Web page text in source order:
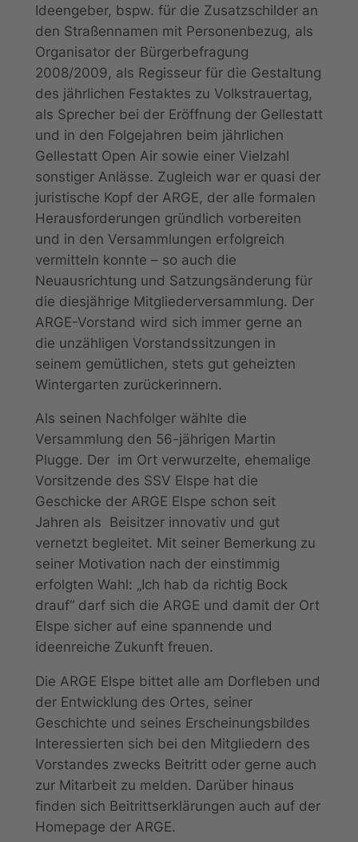
Ideengeber, bspw. für die Zusatzschilder an
den Straßennamen mit Personenbezug, als
Organisator der Bürgerbefragung
2008/2009, als Regisseur für die Gestaltung
des jährlichen Festaktes zu Volkstrauertag,
als Sprecher bei der Eröffnung der Gellestatt
und in den Folgejahren beim jährlichen
Gellestatt Open Air sowie einer Vielzahl
sonstiger Anlässe. Zugleich war er quasi der
juristische Kopf der ARGE, der alle formalen
Herausforderungen gründlich vorbereiten
und in den Versammlungen erfolgreich
vermitteln konnte – so auch die
Neuausrichtung und Satzungsänderung für
die diesjährige Mitgliederversammlung. Der
ARGE-Vorstand wird sich immer gerne an
die unzähligen Vorstandssitzungen in
seinem gemütlichen, stets gut geheizten
Wintergarten zurückerinnern.
Als seinen Nachfolger wählte die
Versammlung den 56-jährigen Martin
Plugge. Der im Ort verwurzelte, ehemalige
Vorsitzende des SSV Elspe hat die
Geschicke der ARGE Elspe schon seit
Jahren als Beisitzer innovativ und gut
vernetzt begleitet. Mit seiner Bemerkung zu
seiner Motivation nach der einstimmig
erfolgten Wahl: „Ich hab da richtig Bock
drauf“ darf sich die ARGE und damit der Ort
Elspe sicher auf eine spannende und
ideenreiche Zukunft freuen.
Die ARGE Elspe bittet alle am Dorfleben und
der Entwicklung des Ortes, seiner
Geschichte und seines Erscheinungsbildes
Interessierten sich bei den Mitgliedern des
Vorstandes zwecks Beitritt oder gerne auch
zur Mitarbeit zu melden. Darüber hinaus
finden sich Beitrittserklärungen auch auf der
Homepage der ARGE.